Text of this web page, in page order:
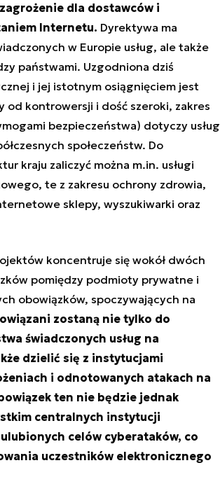
dla dostawców i
Internetu. Dyrektywa ma
w Europie usług, ale także
państwami. Uzgodniona dziś
i jej istotnym osiągnięciem jest
od kontrowersji i dość szeroki, zakres
bezpieczeństwa) dotyczy usług
społeczeństw. Do
kraju zaliczyć można m.in. usługi
te z zakresu ochrony zdrowia,
sklepy, wyszukiwarki oraz
koncentruje się wokół dwóch
pomiędzy podmioty prywatne i
obowiązków, spoczywających na
zostaną nie tylko do
świadczonych usług na
dzielić się z instytucjami
i odnotowanych atakach na
ten nie będzie jednak
centralnych instytucji
celów cyberataków, co
uczestników elektronicznego